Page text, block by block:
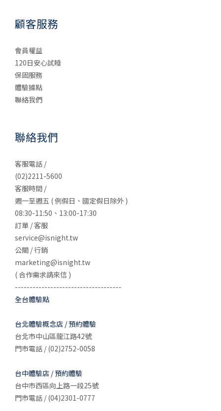
顧客服務
會員權益
120日安心試睡
保固服務
體驗據點
聯絡我們
聯絡我們
客服電話 /
(02)2211-5600
客服時間 /
週一至週五 ( 例假日、國定假日除外 )
08:30-11:50、13:00-17:30
訂單 / 客服
service@isnight.tw
公關 / 行銷
marketing@isnight.tw
( 合作需求請來信 )
------------------------------------
全台體驗點
台北體驗概念店 / 預約體驗
台北市中山區龍江路42號
門市電話 / (02)2752-0058
台中體驗店 / 預約體驗
台中市西區向上路一段25號
門市電話 / (04)2301-0777